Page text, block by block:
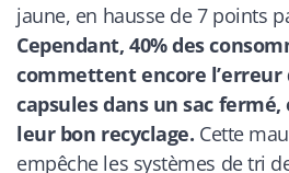
jaune, en hausse de 7 points
Cependant, 40% des
commettent encore
capsules dans un sac
leur bon recyclage. Cette
empêche les systèmes de tri